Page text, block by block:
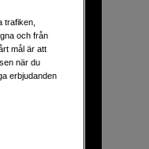
trafiken,
och från
mål är att
när du
erbjudanden